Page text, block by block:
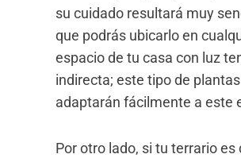
su cuidado resultará muy
que podrás ubicarlo en
espacio de tu casa con luz
indirecta; este tipo de
adaptarán fácilmente a este
Por otro lado, si tu terrario es